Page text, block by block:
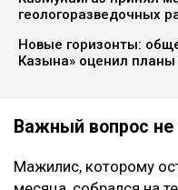
геологоразведочных
Новые горизонты:
Казына» оценил планы
Важный вопрос
Мажилис, которому